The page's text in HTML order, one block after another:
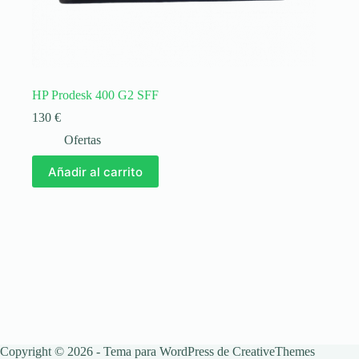
HP Prodesk 400 G2 SFF
130 €
Ofertas
Añadir al carrito
Copyright © 2026 - Tema para WordPress de CreativeThemes